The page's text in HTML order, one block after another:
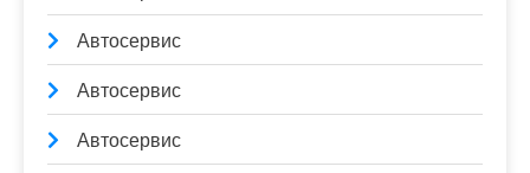
Автосервис
Автосервис
Автосервис